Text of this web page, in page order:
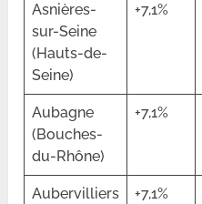
Asnières-
sur-Seine
(Hauts-de-
Seine)
+7,1%
Aubagne
(Bouches-
du-Rhône)
+7,1%
Aubervilliers
+7,1%